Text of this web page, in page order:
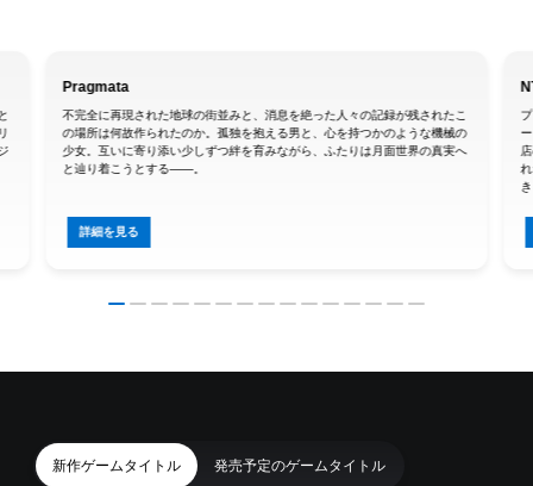
Pragmata
不完全に再現された地球の街並みと、消息を絶った人々の記録が残されたこ
の場所は何故作られたのか。孤独を抱える男と、心を持つかのような機械の
少女。互いに寄り添い少しずつ絆を育みながら、ふたりは月面世界の真実へ
と辿り着こうとする――。
詳細を見る
新作ゲームタイトル 発売予定のゲームタイトル